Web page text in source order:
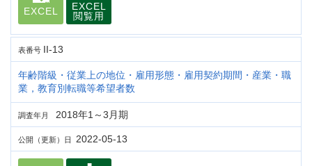
EXCEL
EXCEL
閲覧用
表番号 II-13
年齢階級・従業上の地位・雇用形態・雇用契約期間・産業・職
業，教育別転職等希望者数
調査年月 2018年1～3月期
公開（更新）日 2022-05-13